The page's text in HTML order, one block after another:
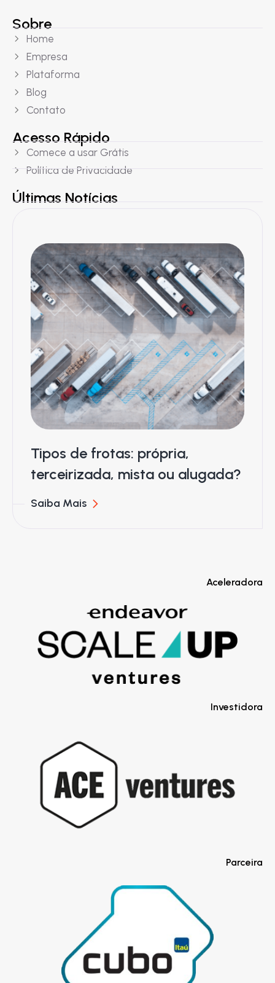
Sobre
Home
Empresa
Plataforma
Blog
Contato
Acesso Rápido
Comece a usar Grátis
Política de Privacidade
Últimas Notícias
Tipos de frotas: própria,
terceirizada, mista ou alugada?
Saiba Mais
Aceleradora
Investidora
Parceira